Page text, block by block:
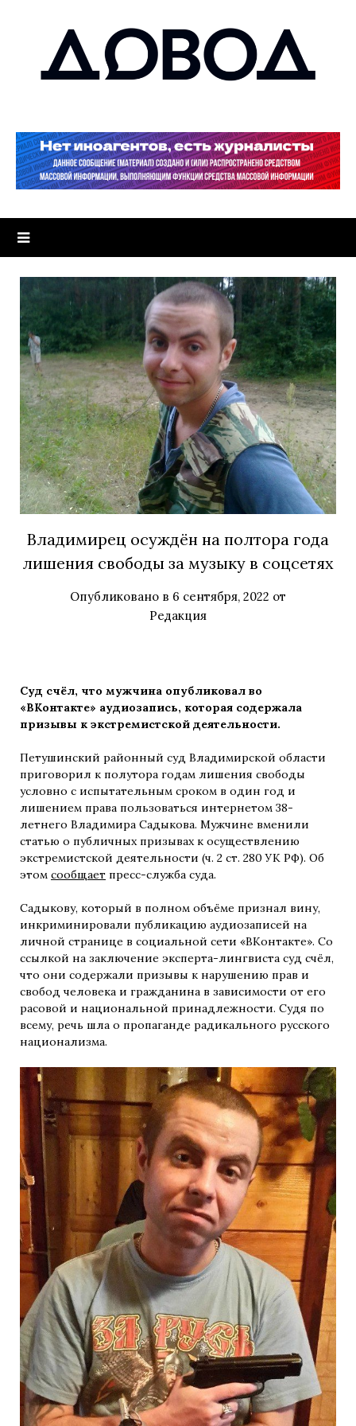
Владимирец осуждён на полтора года
лишения свободы за музыку в соцсетях
Опубликовано в 6 сентября, 2022 от
Редакция
Суд счёл, что мужчина опубликовал во
«ВКонтакте» аудиозапись, которая содержала
призывы к экстремистской деятельности.
Петушинский районный суд Владимирской области
приговорил к полутора годам лишения свободы
условно с испытательным сроком в один год и
лишением права пользоваться интернетом 38-
летнего Владимира Садыкова. Мужчине вменили
статью о публичных призывах к осуществлению
экстремистской деятельности (ч. 2 ст. 280 УК РФ). Об
этом сообщает пресс-служба суда.
Садыкову, который в полном объёме признал вину,
инкриминировали публикацию аудиозаписей на
личной странице в социальной сети «ВКонтакте». Со
ссылкой на заключение эксперта-лингвиста суд счёл,
что они содержали призывы к нарушению прав и
свобод человека и гражданина в зависимости от его
расовой и национальной принадлежности. Судя по
всему, речь шла о пропаганде радикального русского
национализма.